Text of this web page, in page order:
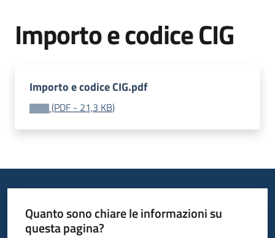
Bandi
acquisto
telematiche
Importo e codice CIG
Importo e codice CIG.pdf
(PDF - 21,3 KB)
Quanto sono chiare le informazioni su
questa pagina?